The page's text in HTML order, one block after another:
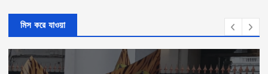
মিস করে যাওয়া